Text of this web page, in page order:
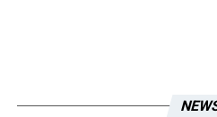
agente. Il rinnovo era